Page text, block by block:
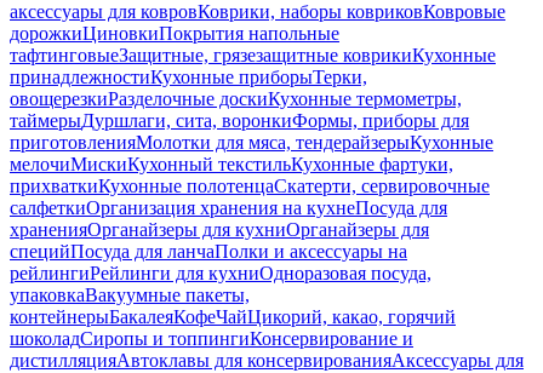
аксессуары для ковровКоврики, наборы ковриковКовровые
дорожкиЦиновкиПокрытия напольные
тафтинговыеЗащитные, грязезащитные коврикиКухонные
принадлежностиКухонные приборыТерки,
овощерезкиРазделочные доскиКухонные термометры,
таймерыДуршлаги, сита, воронкиФормы, приборы для
приготовленияМолотки для мяса, тендерайзерыКухонные
мелочиМискиКухонный текстильКухонные фартуки,
прихваткиКухонные полотенцаСкатерти, сервировочные
салфеткиОрганизация хранения на кухнеПосуда для
храненияОрганайзеры для кухниОрганайзеры для
специйПосуда для ланчаПолки и аксессуары на
рейлингиРейлинги для кухниОдноразовая посуда,
упаковкаВакуумные пакеты,
контейнерыБакалеяКофеЧайЦикорий, какао, горячий
шоколадСиропы и топпингиКонсервирование и
дистилляцияАвтоклавы для консервированияАксессуары для